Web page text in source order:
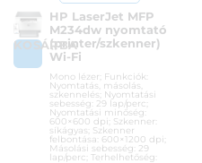
KOSÁRBA
HP LaserJet MFP
M234dw nyomtató
(printer/szkenner)
Wi-Fi
Mono lézer; Funkciók:
Nyomtatás, másolás,
szkennelés; Nyomtatási
sebesség: 29 lap/perc;
Nyomtatási minőség:
600×600 dpi; Szkenner:
síkágyas; Szkenner
felbontása: 600×1200 dpi;
Másolási sebesség: 29
lap/perc; Terhelhetőség: